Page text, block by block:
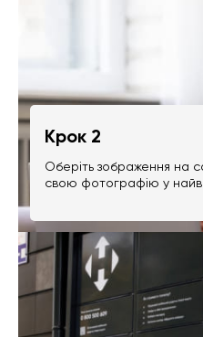
Крок 2
Оберіть зображення на
свою фотографію у